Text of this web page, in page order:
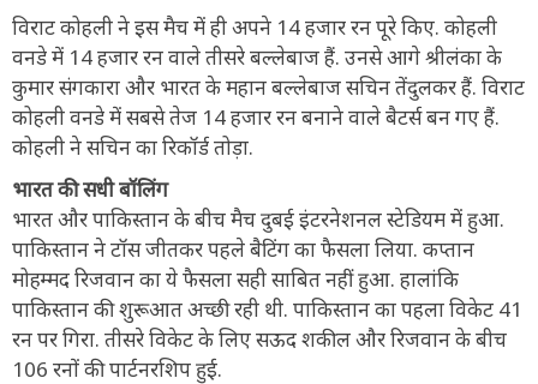
विराट कोहली ने इस मैच में ही अपने 14 हजार रन पूरे किए. कोहली
वनडे में 14 हजार रन वाले तीसरे बल्लेबाज हैं. उनसे आगे श्रीलंका के
कुमार संगकारा और भारत के महान बल्लेबाज सचिन तेंदुलकर हैं. विराट
कोहली वनडे में सबसे तेज 14 हजार रन बनाने वाले बैटर्स बन गए हैं.
कोहली ने सचिन का रिकॉर्ड तोड़ा.
भारत की सधी बॉलिंग
भारत और पाकिस्तान के बीच मैच दुबई इंटरनेशनल स्टेडियम में हुआ.
पाकिस्तान ने टॉस जीतकर पहले बैटिंग का फैसला लिया. कप्तान
मोहम्मद रिजवान का ये फैसला सही साबित नहीं हुआ. हालांकि
पाकिस्तान की शुरूआत अच्छी रही थी. पाकिस्तान का पहला विकेट 41
रन पर गिरा. तीसरे विकेट के लिए सऊद शकील और रिजवान के बीच
106 रनों की पार्टनरशिप हुई.